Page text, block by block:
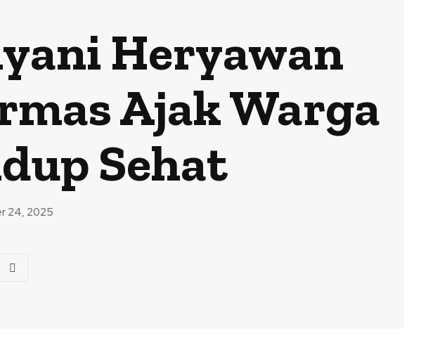
Heryawan
Ajak Warga
Sehat
24, 2025